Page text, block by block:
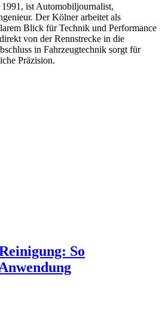
ist Automobiljournalist,
Der Kölner arbeitet als
Blick für Technik und Performance
von der Rennstrecke in die
in Fahrzeugtechnik sorgt für
Präzision.
So